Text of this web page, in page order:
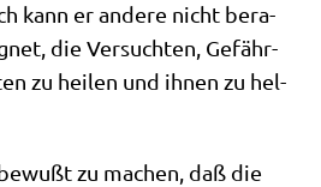
kann er ande­re nicht bera­
die Ver­such­ten, Gefähr­
zu hei­len und ihnen zu hel­
zu machen, daß die